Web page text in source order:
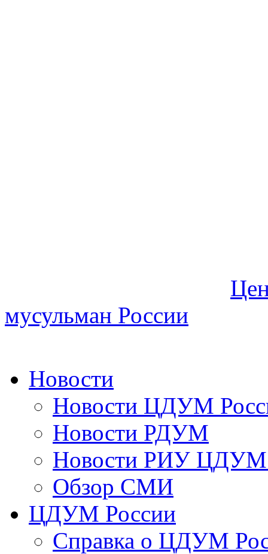
мусульман России
Новости
Новости ЦДУМ
Новости РДУМ
Новости РИУ ЦДУМ
Обзор СМИ
ЦДУМ России
Справка о ЦДУМ